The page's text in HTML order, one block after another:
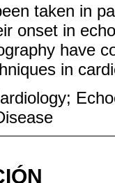
taken in
onset in
have
in